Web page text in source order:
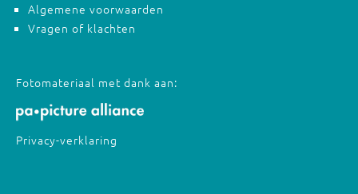
Algemene voorwaarden
Vragen of klachten
Fotomateriaal met dank aan:
Privacy-verklaring